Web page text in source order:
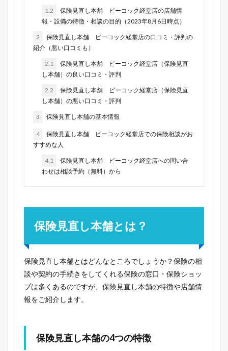
1.2
保険見直し本舗 ピーコック経堂店の店舗情
報・設備の特徴・相談の目的（2023年8月6日時点）
2
保険見直し本舗 ピーコック経堂店の口コミ・評判の
紹介（悪い口コミも）
2.1
保険見直し本舗 ピーコック経堂店（保険見直
し本舗）の良い口コミ・評判
2.2
保険見直し本舗 ピーコック経堂店（保険見直
し本舗）の悪い口コミ・評判
3 保険見直し本舗の基本情報
4
保険見直し本舗 ピーコック経堂店での保険相談がお
すすめな人
4.1
保険見直し本舗 ピーコック経堂店への問い合
わせは相談予約（無料）から
保険見直し本舗とは？
保険見直し本舗とはどんなところでしょうか？保険の相
談や契約の手続きをしてくれる保険の窓口・保険ショッ
プは多くあるのですが、保険見直し本舗の特徴や店舗情
報をご紹介します。
保険見直し本舗の4つの特徴